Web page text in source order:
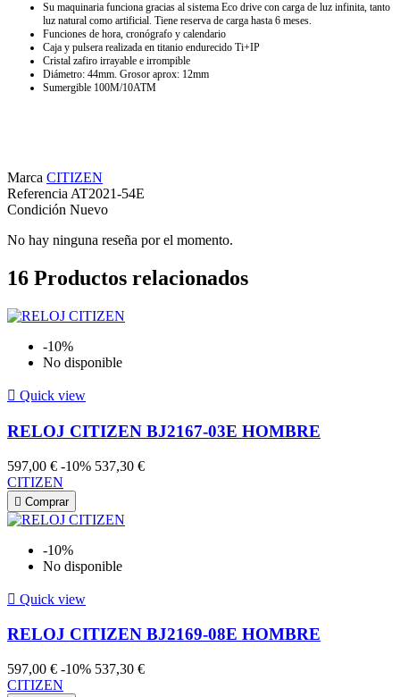
Su maquinaria funciona gracias al sistema Eco drive con carga de luz infinita, tanto
luz natural como artificial. Tiene reserva de carga hasta 6 meses.
Funciones de hora, cronógrafo y calendario
Caja y pulsera realizada en titanio endurecido Ti+IP
Cristal zafiro irrayable e irrompible
Diámetro: 44mm. Grosor aprox: 12mm
Sumergible 100M/10ATM
Marca CITIZEN
ReferenciaAT2021-54E
Condición Nuevo
No hay ninguna reseña por el momento.
16 Productos relacionados
-10%
No disponible
 Quick view
RELOJ CITIZEN BJ2167-03E HOMBRE
597,00 € -10% 537,30 €
CITIZEN
 Comprar
-10%
No disponible
 Quick view
RELOJ CITIZEN BJ2169-08E HOMBRE
597,00 € -10% 537,30 €
CITIZEN